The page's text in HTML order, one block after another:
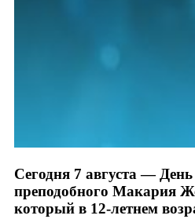
Сегодня 7 августа —
преподобного Макария
который в 12-летнем